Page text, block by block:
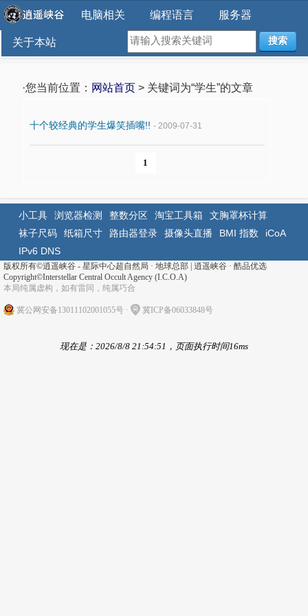
电脑相关 编程语言 服务器
关于本站 搜索
·您当前位置： 网站首页 > 关键词为“学生”的文章
十个较经典的学生爆笑插嘴!! - 2009-07-31
1
小工具 浏览器检测 整数分区 淘宝工具箱
文胸罩杯计算
袜子尺码
纸箱尺寸 路由器登录 摄像头直播 BMI 指数
iCoA
IPv6 DNS
版权所有©逍遥峡谷 - 星际中心超自然局 · 地球总部 逍遥峡谷 · 酷品优选
Copyright©Interstellar Central Occult Agency (I.C.O.A)
本局纯属虚构，如有雷同，纯属巧合
冀公网安备13011102001055号 · 冀ICP备06033848号
现在是：2026/8/8 21:54:51，页面执行时间16ms